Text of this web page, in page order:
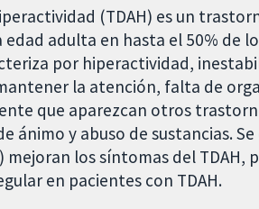
(TDAH) es un
adulta en hasta el 50% de
por hiperactividad,
la atención, falta de
que aparezcan otros
y abuso de sustancias. Se
los síntomas del TDAH,
en pacientes con TDAH.